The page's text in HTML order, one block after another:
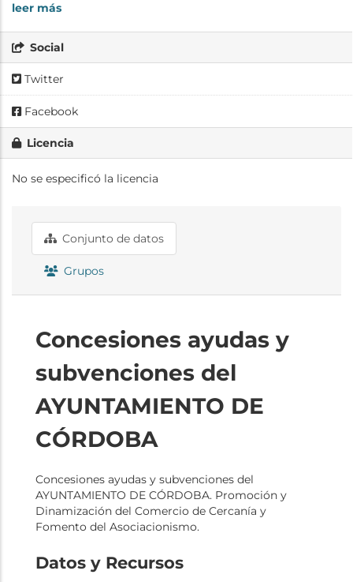
leer más
Social
Twitter
Facebook
Licencia
No se especificó la licencia
Conjunto de datos
Grupos
Concesiones ayudas y
subvenciones del
AYUNTAMIENTO DE
CÓRDOBA
Concesiones ayudas y subvenciones del
AYUNTAMIENTO DE CÓRDOBA. Promoción y
Dinamización del Comercio de Cercanía y
Fomento del Asociacionismo.
Datos y Recursos